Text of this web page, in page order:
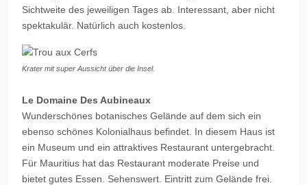
Sichtweite des jeweiligen Tages ab. Interessant, aber nicht
spektakulär. Natürlich auch kostenlos.
Krater mit super Aussicht über die Insel.
Le Domaine Des Aubineaux
Wunderschönes botanisches Gelände auf dem sich ein
ebenso schönes Kolonialhaus befindet. In diesem Haus ist
ein Museum und ein attraktives Restaurant untergebracht.
Für Mauritius hat das Restaurant moderate Preise und
bietet gutes Essen. Sehenswert. Eintritt zum Gelände frei.